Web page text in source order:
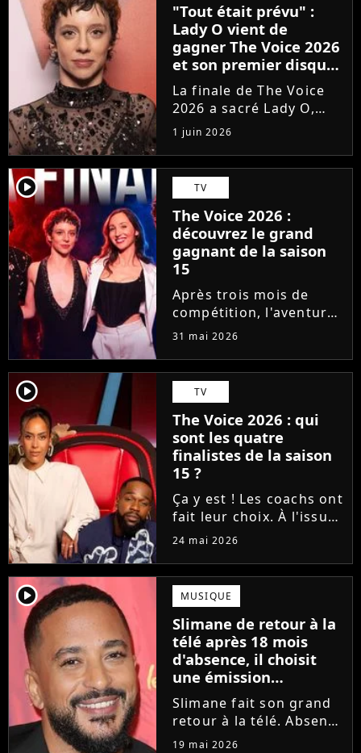
"Tout était prévu" :
Lady O vient de
gagner The Voice 2026
et son premier disque
est déjà disponible
La finale de The Voice
2026 a sacré Lady O,
talent de Florent Pagny
qui s'est imposée dans
le coeur du public grâce
à son timbre envoûtant.
À seulement 18 ans, la
jeune artiste suisse...
1 juin 2026
player2 TV
The Voice 2026 :
découvrez le grand
gagnant de la saison
15
Après trois mois de
compétition, l'aventure
The Voice 2026 a pris
qui de Lady O, Hugo,
Tessa B. et CJM'S s'est
imposé sur la finish line
grâce aux votes du...
31 mai 2026
player2 TV
The Voice 2026 : qui
sont les quatre
finalistes de la saison
15 ?
Ça y est ! Les coachs ont
fait leur choix. À l'issue
d'une demi-finale
exceptionnels et des
moments forts, Amel
Bent, Tayc, Lara Fabian
et Florent Pagny ont
désigné...
24 mai 2026
player2 MUSIQUE
Slimane de retour à la
télé après 18 mois
d'absence, il choisit
une émission
symbolique
Slimane fait son grand
retour à la télé. Absent
des écrans et des ondes
19 mai 2026